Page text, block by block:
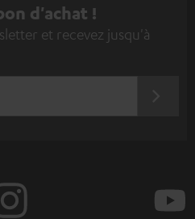
d'achat !
et recevez jusqu'à